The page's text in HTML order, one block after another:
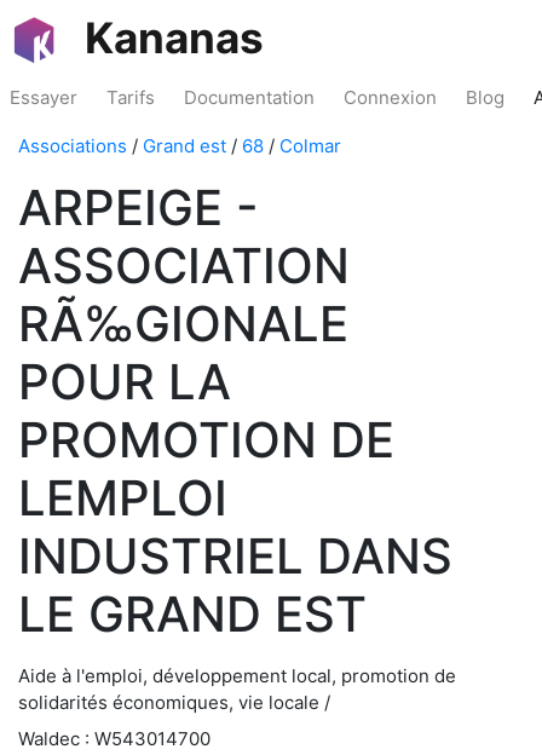
Kananas
Essayer Tarifs Documentation Connexion Blog
Associations / Grand est / 68 / Colmar
ARPEIGE -
ASSOCIATION
RÃ‰GIONALE
POUR LA
PROMOTION DE
LEMPLOI
INDUSTRIEL DANS
LE GRAND EST
Aide à l'emploi, développement local, promotion de
solidarités économiques, vie locale /
Waldec : W543014700